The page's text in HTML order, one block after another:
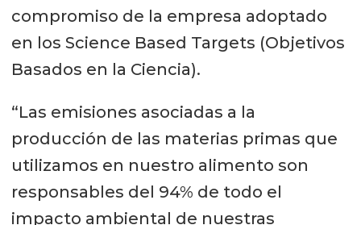
compromiso de la empresa adoptado
en los Science Based Targets (Objetivos
Basados en la Ciencia).
“Las emisiones asociadas a la
producción de las materias primas que
utilizamos en nuestro alimento son
responsables del 94% de todo el
impacto ambiental de nuestras